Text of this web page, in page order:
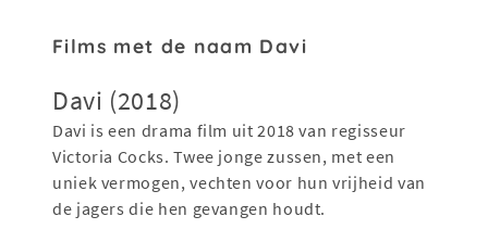
Films met de naam Davi
Davi (2018)
Davi is een drama film uit 2018 van regisseur
Victoria Cocks. Twee jonge zussen, met een
uniek vermogen, vechten voor hun vrijheid van
de jagers die hen gevangen houdt.